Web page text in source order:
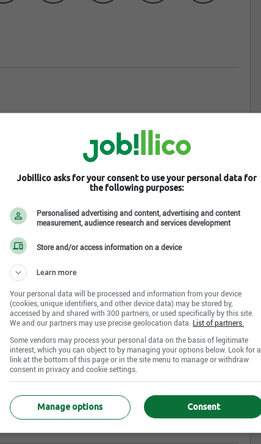
services financiers inc. est une société d'assurance de
de même qu'aux États-Unis.
est d'assurer le bien-être financier de ses clients
d'investissements pour les aider à atteindre leurs
importantes au Canada, l'Industrielle Alliance doit
distribution multiple regroupant plus de 16000
à une saine gestion des capitaux et à une solide
- Bureau de Cartier
Jobillico asks for your consent to use your personal data for
the following purposes:
Personalised advertising and content, advertising and content
measurement, audience research and services development
Store and/or access information on a device
Learn more
Your personal data will be processed and information from your device
(cookies, unique identifiers, and other device data) may be stored by,
accessed by and shared with 300 partners, or used specifically by this site.
We and our partners may use precise geolocation data. List of partners.
Some vendors may process your personal data on the basis of legitimate
interest, which you can object to by managing your options below. Look for a
link at the bottom of this page or in the site menu to manage or withdraw
consent in privacy and cookie settings.
Consent
Manage options